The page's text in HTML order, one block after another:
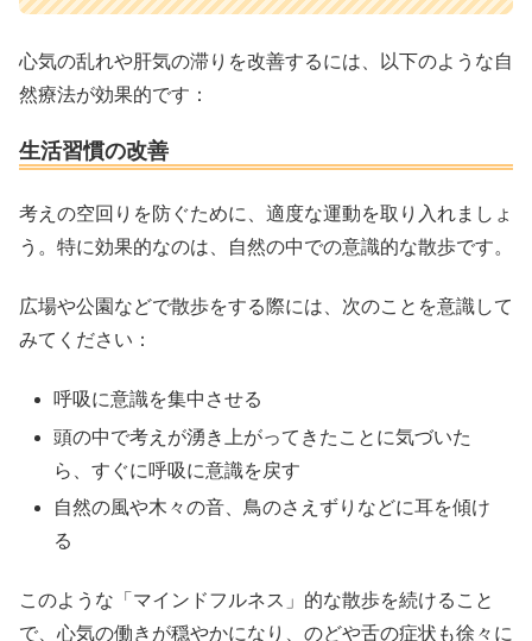
心気の乱れや肝気の滞りを改善するには、以下のような自
然療法が効果的です：
生活習慣の改善
考えの空回りを防ぐために、適度な運動を取り入れましょ
う。特に効果的なのは、自然の中での意識的な散歩です。
広場や公園などで散歩をする際には、次のことを意識して
みてください：
呼吸に意識を集中させる
頭の中で考えが湧き上がってきたことに気づいた
ら、すぐに呼吸に意識を戻す
自然の風や木々の音、鳥のさえずりなどに耳を傾け
る
このような「マインドフルネス」的な散歩を続けること
で、心気の働きが穏やかになり、のどや舌の症状も徐々に